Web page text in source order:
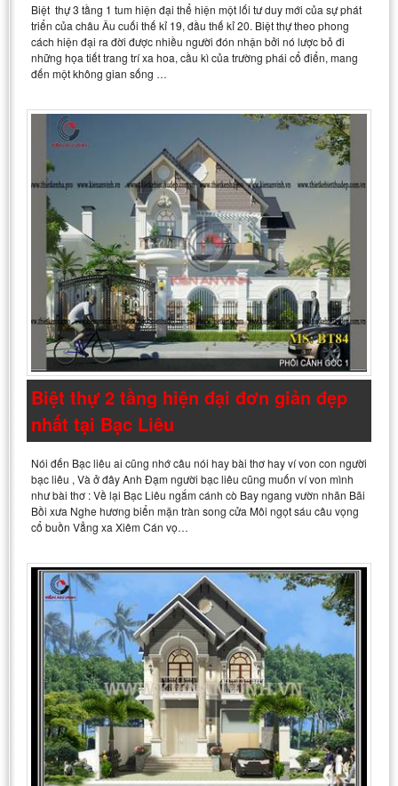
Biệt thự 3 tầng 1 tum hiện đại thể hiện một lối tư duy mới của sự phát
triển của châu Âu cuối thế kỉ 19, đầu thế kỉ 20. Biệt thự theo phong
cách hiện đại ra đời được nhiều người đón nhận bởi nó lược bỏ đi
những họa tiết trang trí xa hoa, cầu kì của trường phái cổ điển, mang
đến một không gian sống …
Biệt thự 2 tầng hiện đại đơn giản đẹp
nhất tại Bạc Liêu
Nói đến Bạc liêu ai cũng nhớ câu nói hay bài thơ hay ví von con người
bạc liêu , Và ở đây Anh Đạm người bạc liêu cũng muốn ví von mình
như bài thơ : Về lại Bạc Liêu ngắm cánh cò Bay ngang vườn nhãn Bãi
Bồi xưa Nghe hương biển mặn tràn song cửa Môi ngọt sáu câu vọng
cổ buồn Vẳng xa Xiêm Cán vọ…